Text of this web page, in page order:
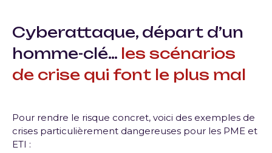
Cyberattaque, départ d’un
homme-clé… les scénarios
de crise qui font le plus mal
Pour rendre le risque concret, voici des exemples de
crises particulièrement dangereuses pour les PME et
ETI :